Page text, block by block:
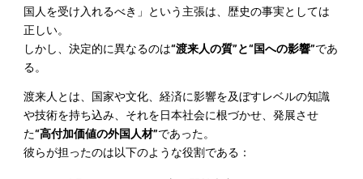
国人を受け入れるべき」という主張は、歴史の事実としては
正しい。
しかし、決定的に異なるのは“渡来人の質”と“国への影響”であ
る。
渡来人とは、国家や文化、経済に影響を及ぼすレベルの知識
や技術を持ち込み、それを日本社会に根づかせ、発展させ
た“高付加価値の外国人材”であった。
彼らが担ったのは以下のような役割である：